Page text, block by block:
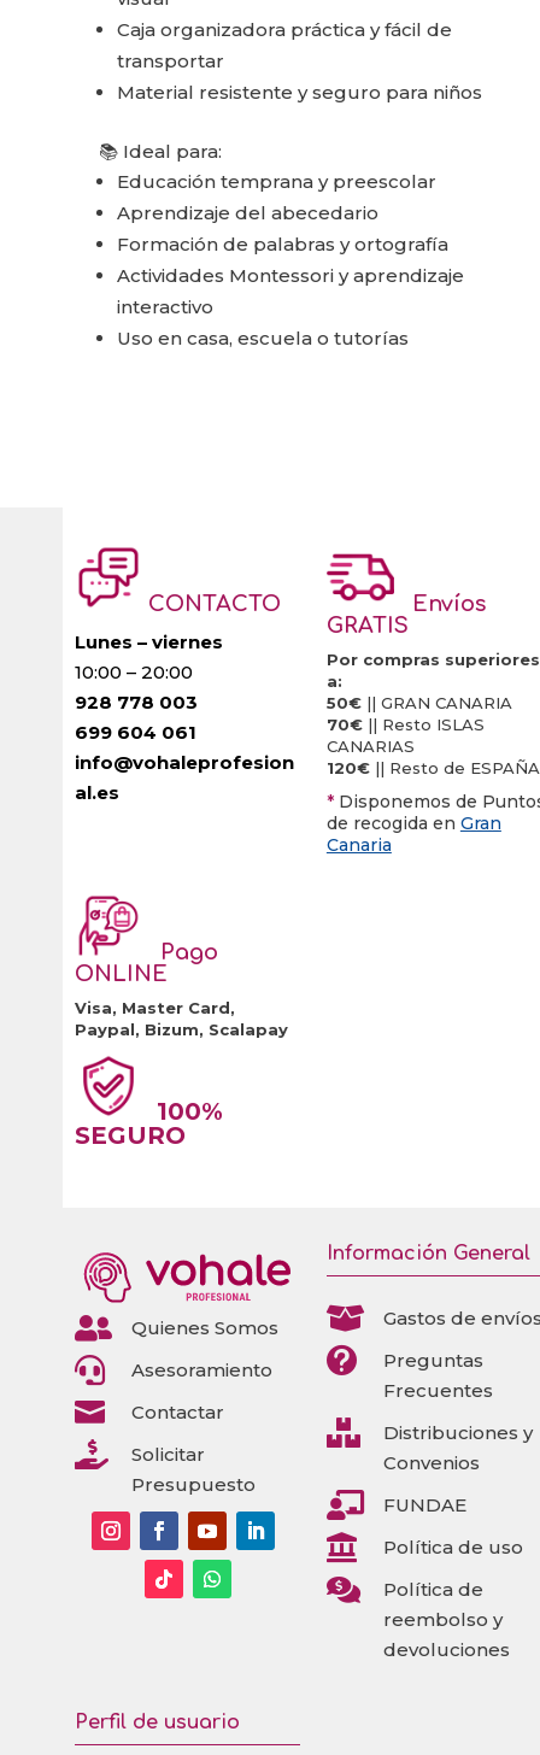
Caja organizadora práctica y fácil de
transportar
Material resistente y seguro para niños
📚 Ideal para:
Educación temprana y preescolar
Aprendizaje del abecedario
Formación de palabras y ortografía
Actividades Montessori y aprendizaje
interactivo
Uso en casa, escuela o tutorías
CONTACTO
Lunes – viernes
10:00 – 20:00
928 778 003
699 604 061
info@vohaleprofesion
al.es
Envíos
GRATIS
Por compras superiores
a:
50€|| GRAN CANARIA
70€|| Resto ISLAS
CANARIAS
120€|| Resto de ESPAÑA
* Disponemos de
de recogida en Gran
Canaria
Pago
ONLINE
Visa, Master Card,
Paypal, Bizum, Scalapay
100%
SEGURO
 Quienes Somos
 Asesoramiento
 Contactar

Solicitar
Presupuesto
Información General
 Gastos de

Preguntas
Frecuentes

Distribuciones y
Convenios
 FUNDAE
 Política de uso

Política de
reembolso y
devoluciones
Perfil de usuario